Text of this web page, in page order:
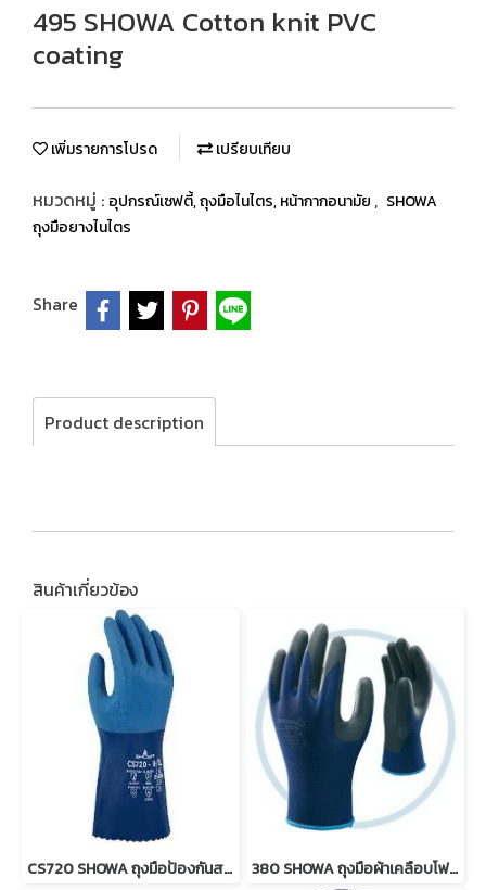
495 SHOWA Cotton knit PVC
coating
เพิ่มรายการโปรด เปรียบเทียบ
หมวดหมู่ : อุปกรณ์เซฟตี้, ถุงมือไนไตร, หน้ากากอนามัย , SHOWA
ถุงมือยางไนไตร
Share
Product description
สินค้าเกี่ยวข้อง
CS720 SHOWA ถุงมือป้องกันสารเคมี 380 SHOWA ถุงมือผ้าเคลือบโฟมไนไตร